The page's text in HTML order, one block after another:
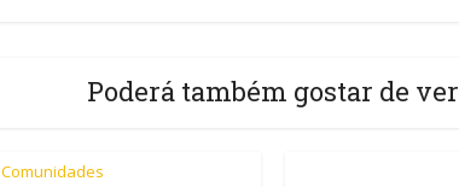
Poderá também gostar de ver
Comunidades